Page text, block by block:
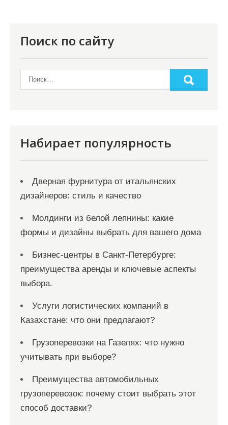
Поиск по сайту
Набирает популярность
Дверная фурнитура от итальянских
дизайнеров: стиль и качество
Молдинги из белой лепнины: какие
формы и дизайны выбрать для вашего дома
Бизнес-центры в Санкт-Петербурге:
преимущества аренды и ключевые аспекты
выбора.
Услуги логистических компаний в
Казахстане: что они предлагают?
Грузоперевозки на Газелях: что нужно
учитывать при выборе?
Преимущества автомобильных
грузоперевозок: почему стоит выбрать этот
способ доставки?